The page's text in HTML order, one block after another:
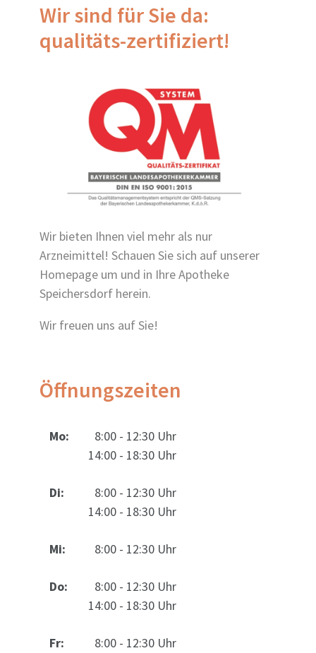
Wir sind für Sie da:
qualitäts-zertifiziert!
Wir bieten Ihnen viel mehr als nur
Arzneimittel! Schauen Sie sich auf unserer
Homepage um und in Ihre Apotheke
Speichersdorf herein.
Wir freuen uns auf Sie!
Öffnungszeiten
Mo:
8:00 - 12:30 Uhr
14:00 - 18:30 Uhr
Di:
8:00 - 12:30 Uhr
14:00 - 18:30 Uhr
Mi: 8:00 - 12:30 Uhr
Do:
8:00 - 12:30 Uhr
14:00 - 18:30 Uhr
Fr:
8:00 - 12:30 Uhr